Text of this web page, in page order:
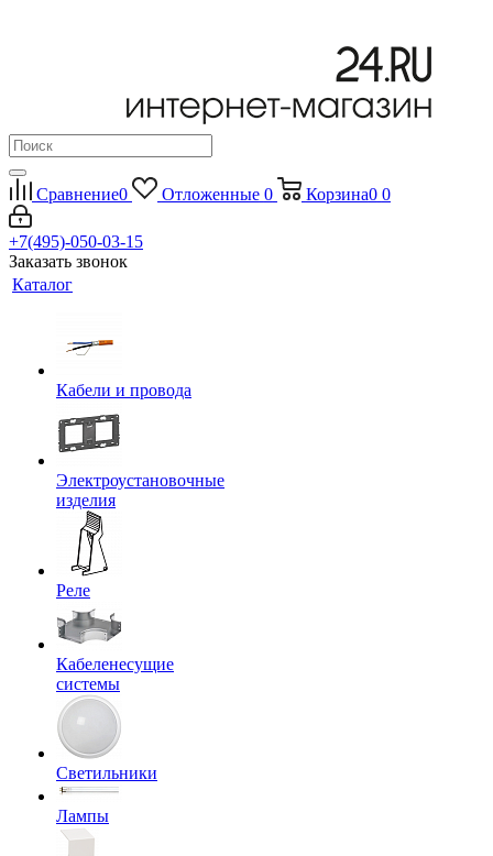
Сравнение0 Отложенные 0 Корзина0 0
+7(495)-050-03-15
Заказать звонок
Каталог
Кабели и провода
Электроустановочные
изделия
Реле
Кабеленесущие
системы
Светильники
Лампы